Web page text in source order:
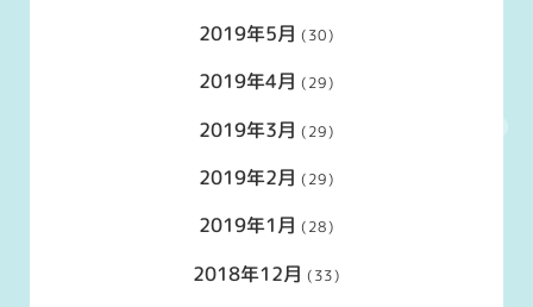
2019年5月 (30)
2019年4月 (29)
2019年3月 (29)
2019年2月 (29)
2019年1月 (28)
2018年12月 (33)